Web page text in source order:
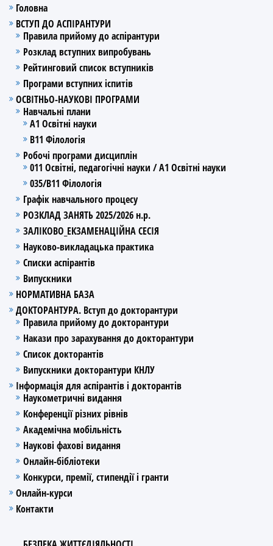
Головна
ВСТУП ДО АСПІРАНТУРИ
Правила прийому до аспірантури
Розклад вступних випробувань
Рейтинговий список вступників
Програми вступних іспитів
ОСВІТНЬО-НАУКОВІ ПРОГРАМИ
Навчальні плани
А1 Освітні науки
В11 Філологія
Робочі програми дисциплін
011 Освітні, педагогічні науки / А1 Освітні науки
035/В11 Філологія
Графік навчального процесу
РОЗКЛАД ЗАНЯТЬ 2025/2026 н.р.
ЗАЛІКОВО_ЕКЗАМЕНАЦІЙНА СЕСІЯ
Науково-викладацька практика
Списки аспірантів
Випускники
НОРМАТИВНА БАЗА
ДОКТОРАНТУРА. Вступ до докторантури
Правила прийому до докторантури
Накази про зарахування до докторантури
Список докторантів
Випускники докторантури КНЛУ
Інформація для аспірантів і докторантів
Наукометричні видання
Конференції різних рівнів
Академічна мобільність
Наукові фахові видання
Онлайн-бібліотеки
Конкурси, премії, стипендії і гранти
Онлайн-курси
Контакти